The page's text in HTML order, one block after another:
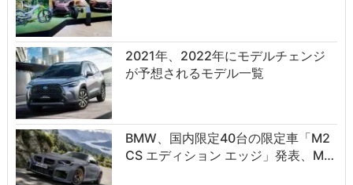
2021年、2022年にモデルチェンジ
が予想されるモデル一覧
BMW、国内限定40台の限定車「M2
CS エディション エッジ」発表、M…